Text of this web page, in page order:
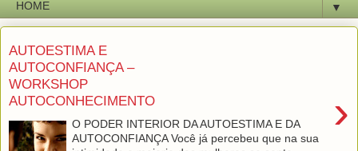
▼
AUTOESTIMA E
AUTOCONFIANÇA –
WORKSHOP
AUTOCONHECIMENTO
›
O PODER INTERIOR DA AUTOESTIMA E DA
AUTOCONFIANÇA Você já percebeu que na sua